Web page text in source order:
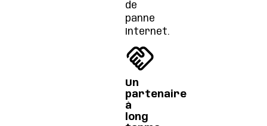
de
panne
Internet.
Un
partenaire
à
long